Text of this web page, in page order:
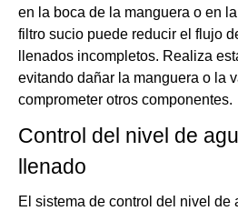
en la boca de la manguera o en
filtro sucio puede reducir el flujo
llenados incompletos. Realiza
evitando dañar la manguera o la
comprometer otros componentes.
Control del nivel de
llenado
El sistema de control del nivel de